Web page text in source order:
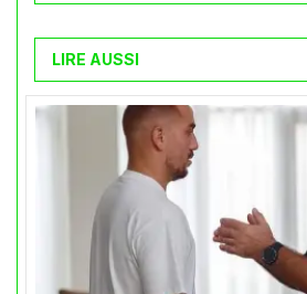
LIRE AUSSI